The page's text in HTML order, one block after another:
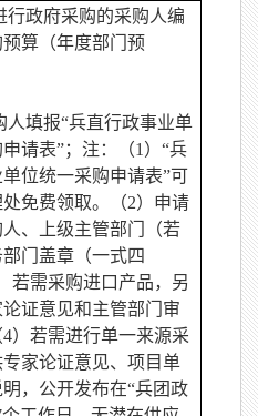
行政府采购的采购人编
算（年度部门预
人填报“兵直行政事业单
请表”；注：（1）“兵
位统一采购申请表”可
免费领取。（2）申请
、上级主管部门（若
门盖章（一式四
若需采购进口产品，另
证意见和主管部门审
）若需进行单一来源采
家论证意见、项目单
，公开发布在“兵团政